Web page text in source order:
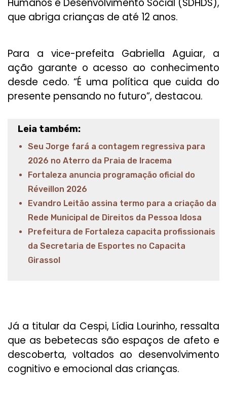
Humanos e Desenvolvimento Social (SDHDS),
que abriga crianças de até 12 anos.
Para a vice-prefeita Gabriella Aguiar, a
ação garante o acesso ao conhecimento
desde cedo. “É uma política que cuida do
presente pensando no futuro”, destacou.
Leia também:
Seu Jorge fará a contagem regressiva para
2026 no Aterro da Praia de Iracema
Fortaleza anuncia programação oficial do
Réveillon 2026
Evandro Leitão assina termo para a criação da
Rede Municipal de Direitos da Pessoa Idosa
Prefeitura de Fortaleza capacita profissionais
da Secretaria de Esportes no Capacita
Girassol
Já a titular da Cespi, Lídia Lourinho, ressalta
que as bebetecas são espaços de afeto e
descoberta, voltados ao desenvolvimento
cognitivo e emocional das crianças.